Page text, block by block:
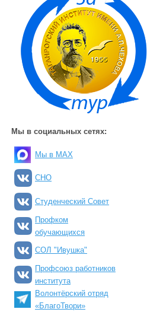
Мы в социальных сетях:
Мы в MAX
СНО
Студенческий Совет
Профком
обучающихся
СОЛ "Ивушка"
Профсоюз работников
института
Волонтёрский отряд
«БлагоТвори»